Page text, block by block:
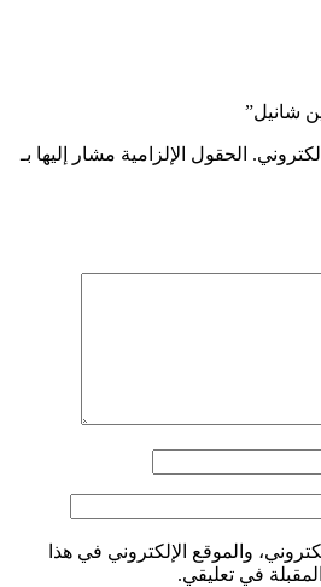
شانيل”
الحقول الإلزامية مشار إليها بـ
والموقع الإلكتروني في هذا
في تعليقي.